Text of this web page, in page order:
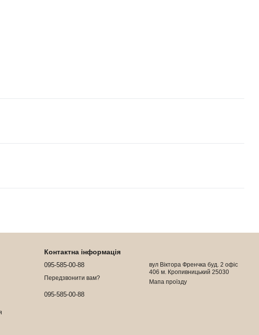
Контактна інформація
095-585-00-88
Передзвонити вам?
095-585-00-88
вул Віктора Френчка буд. 2 офіс
406 м. Кропивницький 25030
Мапа проїзду